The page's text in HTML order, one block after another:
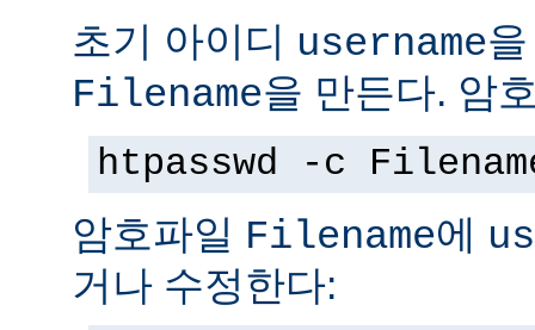
초기 아이디 username
Filename을 만든다. 암
htpasswd -c
암호파일 Filename에
거나 수정한다: